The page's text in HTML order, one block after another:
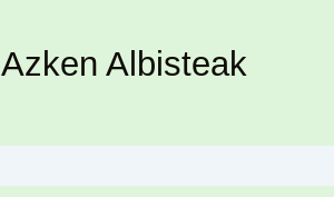
Azken Albisteak